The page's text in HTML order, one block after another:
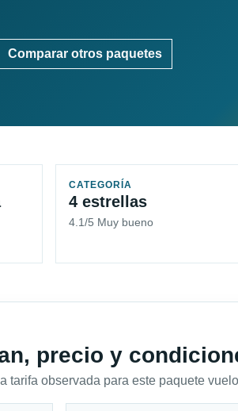
Comparar otros paquetes
CATEGORÍA
4 estrellas
4.1/5 Muy bueno
precio y
tarifa observada para este paquete